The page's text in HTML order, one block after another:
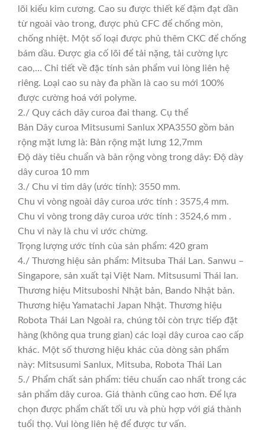
lõi kiểu kim cương. Cao su được thiết kế đậm đạt dần
từ ngoài vào trong, được phủ CFC để chống mòn,
chống nhiệt. Một số loại được phủ thêm CKC để chống
bám dầu. Được gia cố lõi để tải nặng, tải cường lực
cao,… Chi tiết về đặc tính sản phẩm vui lòng liên hệ
riêng. Loại cao su này đa phần là cao su mới 100%
được cường hoá với polyme.
2./ Quy cách dây curoa đai thang. Cụ thể
Bản Dây curoa Mitsusumi Sanlux XPA3550 gồm bản
rộng mặt lưng là: Bản rộng mặt lưng 12,7mm
Độ dày tiêu chuẩn và bản rộng vòng trong dây: Độ dày
dây curoa 10 mm
3./ Chu vi tim dây (ước tính): 3550 mm.
Chu vi vòng ngoài dây curoa ước tính : 3575,4 mm.
Chu vi vòng trong dây curoa ước tính : 3524,6 mm .
Chu vi này là chu vi ước chừng.
Trọng lượng ước tính của sản phẩm: 420 gram
4./ Thương hiệu sản phẩm: Mitsuba Thái Lan. Sanwu –
Singapore, sản xuất tại Việt Nam. Mitsusumi Thái lan.
Thương hiệu Mitsuboshi Nhật bản, Bando Nhật bản.
Thương hiệu Yamatachi Japan Nhật. Thương hiệu
Robota Thái Lan Ngoài ra, chúng tôi còn trực tiếp đặt
hàng (không qua trung gian) các loại dây curoa cao cấp
khác. Một số thương hiệu khác của dòng sản phẩm
này: Mitsusumi Sanlux, Mitsuba, Robota Thái Lan
5./ Phẩm chất sản phẩm: tiêu chuẩn cao nhất trong các
sản phẩm dây curoa. Giá thành cũng cao hơn. Để lựa
chọn được phẩm chất tối ưu và phù hợp với giá thành
tuổi thọ. Vui lòng liên hệ để được tư vấn.